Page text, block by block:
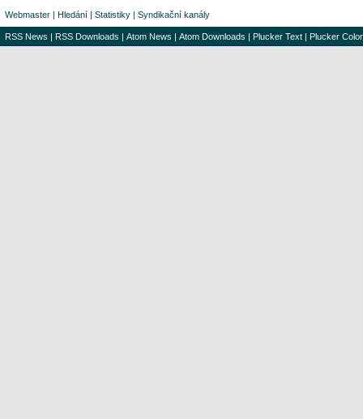
Webmaster | Hledání | Statistiky | Syndikační kanály
RSS News | RSS Downloads | Atom News | Atom Downloads | Plucker Text | Plucker Color